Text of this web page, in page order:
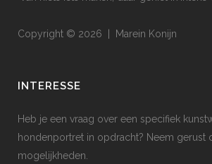
Copyright © 2026 | Marein Konijn
INTERESSE
Heb je een vraag over een specifiek
hondenportret in opdracht? Neem gerust
mogelijkheden.